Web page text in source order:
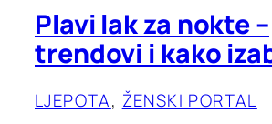
Plavi lak za nokte –
trendovi i kako
LJEPOTA, ŽENSKI PORTAL